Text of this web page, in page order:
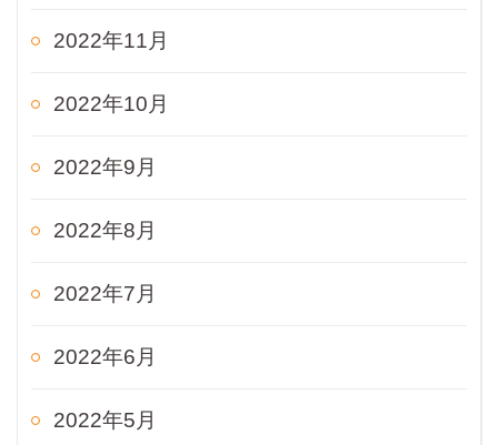
2022年11月
2022年10月
2022年9月
2022年8月
2022年7月
2022年6月
2022年5月